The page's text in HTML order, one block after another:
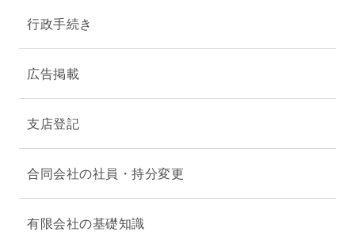
行政手続き
広告掲載
支店登記
合同会社の社員・持分変更
有限会社の基礎知識